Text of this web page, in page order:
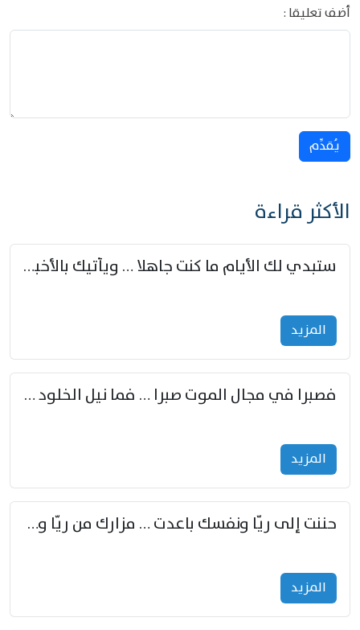
أضف تعليقا :
يُقدِّم
الأكثر قراءة
ستبدي لك الأيام ما كنت جاهلا … ويأتيك بالأخبار من لم تزوّد
المزید
فصبرا في مجال الموت صبرا … فما نيل الخلود بمستطاع
المزید
حننت إلى ريّا ونفسك باعدت … مزارك من ريّا وشعباكما معا
المزید